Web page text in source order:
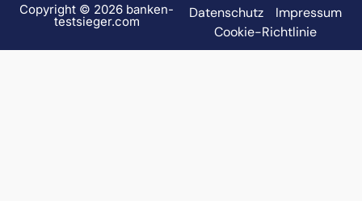
Copyright © 2026 banken-
testsieger.com
Datenschutz
Impressum
Cookie-Richtlinie